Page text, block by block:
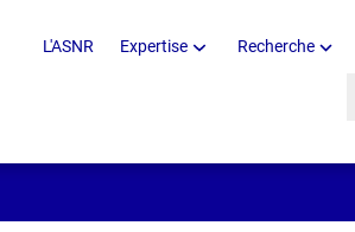
L'ASNR Expertise Recherche